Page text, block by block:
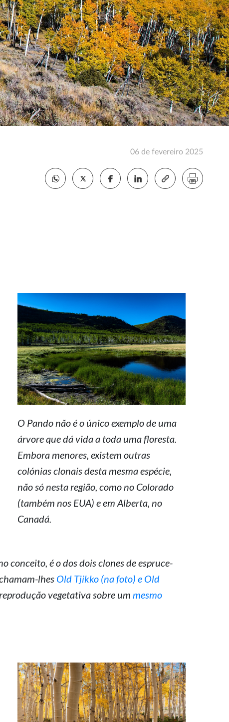
06 de fevereiro 2025
O Pando não é o único exemplo de uma
árvore que dá vida a toda uma floresta.
Embora menores, existem outras
colónias clonais desta mesma espécie,
não só nesta região, como no Colorado
(também nos EUA) e em Alberta, no
Canadá.
conceito, é o dos dois clones de espruce-
lhes Old Tjikko (na foto) e Old
vegetativa sobre um mesmo